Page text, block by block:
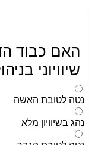
האם כבוד
שיוויוני
נטה לטובת האשה
נהג בשיוויון מלא